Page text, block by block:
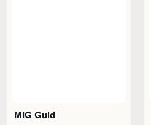
MIG Guld